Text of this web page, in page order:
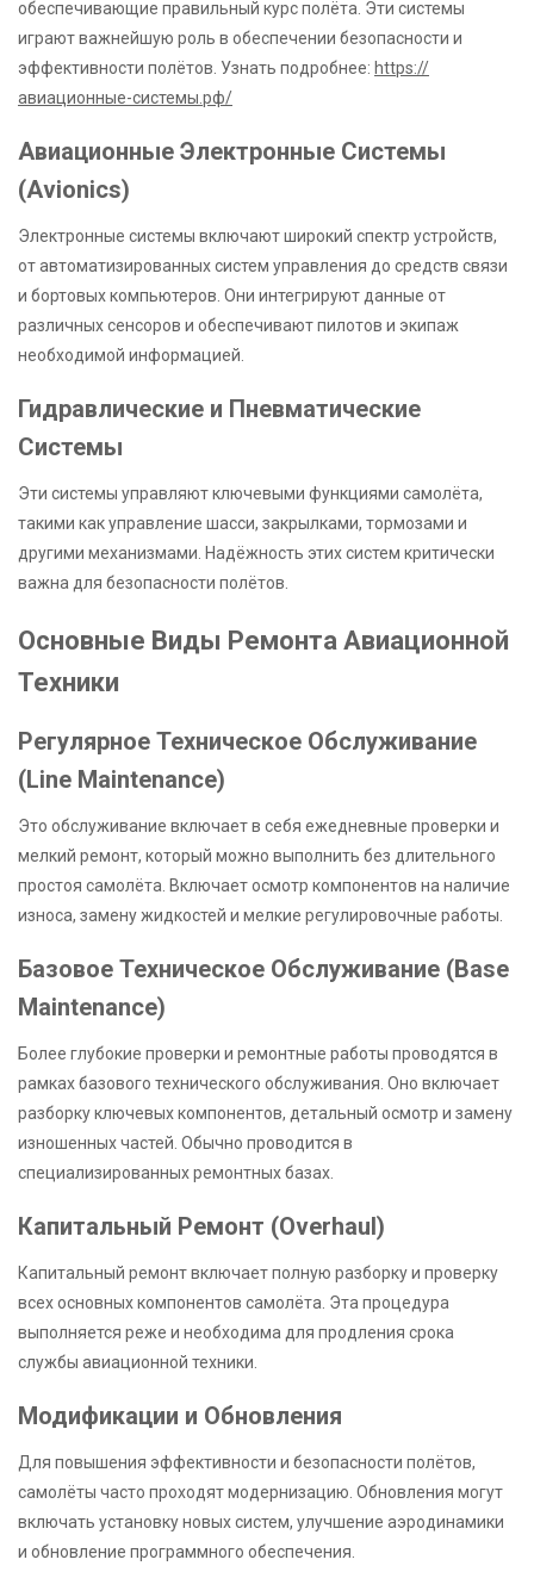
обеспечивающие правильный курс полёта. Эти системы
играют важнейшую роль в обеспечении безопасности и
эффективности полётов. Узнать подробнее: https://
авиационные-системы.рф/
Авиационные Электронные Системы
(Avionics)
Электронные системы включают широкий спектр устройств,
от автоматизированных систем управления до средств связи
и бортовых компьютеров. Они интегрируют данные от
различных сенсоров и обеспечивают пилотов и экипаж
необходимой информацией.
Гидравлические и Пневматические
Системы
Эти системы управляют ключевыми функциями самолёта,
такими как управление шасси, закрылками, тормозами и
другими механизмами. Надёжность этих систем критически
важна для безопасности полётов.
Основные Виды Ремонта Авиационной
Техники
Регулярное Техническое Обслуживание
(Line Maintenance)
Это обслуживание включает в себя ежедневные проверки и
мелкий ремонт, который можно выполнить без длительного
простоя самолёта. Включает осмотр компонентов на наличие
износа, замену жидкостей и мелкие регулировочные работы.
Базовое Техническое Обслуживание (Base
Maintenance)
Более глубокие проверки и ремонтные работы проводятся в
рамках базового технического обслуживания. Оно включает
разборку ключевых компонентов, детальный осмотр и замену
изношенных частей. Обычно проводится в
специализированных ремонтных базах.
Капитальный Ремонт (Overhaul)
Капитальный ремонт включает полную разборку и проверку
всех основных компонентов самолёта. Эта процедура
выполняется реже и необходима для продления срока
службы авиационной техники.
Модификации и Обновления
Для повышения эффективности и безопасности полётов,
самолёты часто проходят модернизацию. Обновления могут
включать установку новых систем, улучшение аэродинамики
и обновление программного обеспечения.